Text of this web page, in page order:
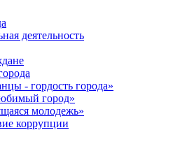
деятельность
- гордость города»
город»
молодежь»
коррупции